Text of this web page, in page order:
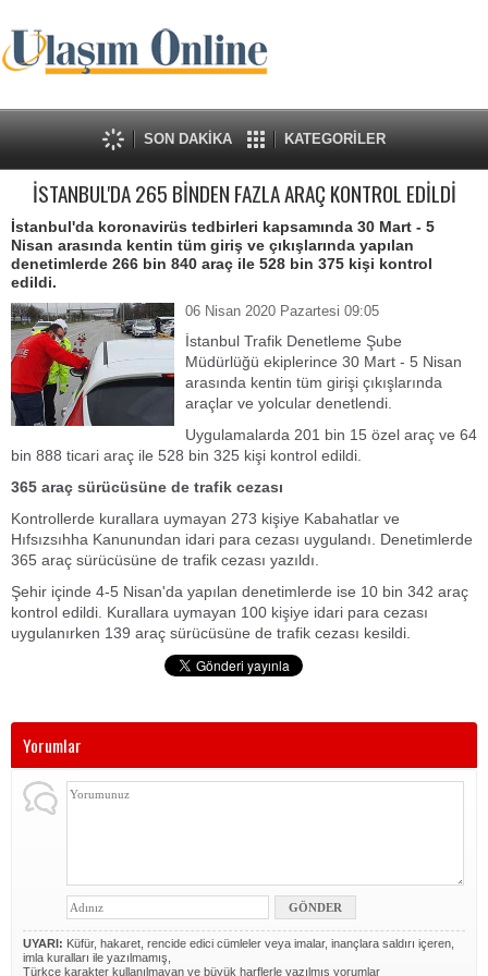
SON DAKİKA KATEGORİLER
İSTANBUL'DA 265 BİNDEN FAZLA ARAÇ KONTROL EDİLDİ
İstanbul'da koronavirüs tedbirleri kapsamında 30 Mart - 5
Nisan arasında kentin tüm giriş ve çıkışlarında yapılan
denetimlerde 266 bin 840 araç ile 528 bin 375 kişi kontrol
edildi.
06 Nisan 2020 Pazartesi 09:05
İstanbul Trafik Denetleme Şube
Müdürlüğü ekiplerince 30 Mart - 5 Nisan
arasında kentin tüm girişi çıkışlarında
araçlar ve yolcular denetlendi.
Uygulamalarda 201 bin 15 özel araç ve 64
bin 888 ticari araç ile 528 bin 325 kişi kontrol edildi.
365 araç sürücüsüne de trafik cezası
Kontrollerde kurallara uymayan 273 kişiye Kabahatlar ve
Hıfsızsıhha Kanunundan idari para cezası uygulandı. Denetimlerde
365 araç sürücüsüne de trafik cezası yazıldı.
Şehir içinde 4-5 Nisan'da yapılan denetimlerde ise 10 bin 342 araç
kontrol edildi. Kurallara uymayan 100 kişiye idari para cezası
uygulanırken 139 araç sürücüsüne de trafik cezası kesildi.
Yorumlar
UYARI: Küfür, hakaret, rencide edici cümleler veya imalar, inançlara saldırı içeren,
imla kuralları ile yazılmamış,
Türkçe karakter kullanılmayan ve büyük harflerle yazılmış yorumlar